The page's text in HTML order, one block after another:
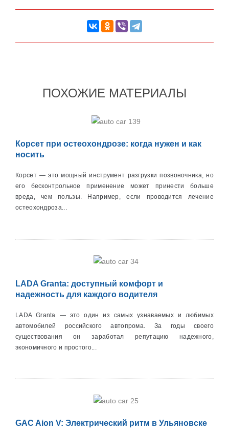
ПОХОЖИЕ МАТЕРИАЛЫ
Корсет при остеохондрозе: когда нужен и как
носить
Корсет — это мощный инструмент разгрузки позвоночника, но
его бесконтрольное применение может принести больше
вреда, чем пользы. Например, если проводится лечение
остеохондроза...
LADA Granta: доступный комфорт и
надежность для каждого водителя
LADA Granta — это один из самых узнаваемых и любимых
автомобилей российского автопрома. За годы своего
существования он заработал репутацию надежного,
экономичного и простого...
GAC Aion V: Электрический ритм в Ульяновске